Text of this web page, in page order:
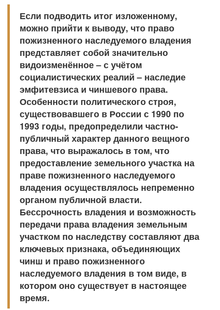
Если подводить итог изложенному,
можно прийти к выводу, что право
пожизненного наследуемого владения
представляет собой значительно
видоизменённое – с учётом
социалистических реалий – наследие
эмфитевзиса и чиншевого права.
Особенности политического строя,
существовавшего в России с 1990 по
1993 годы, предопределили частно-
публичный характер данного вещного
права, что выражалось в том, что
предоставление земельного участка на
праве пожизненного наследуемого
владения осуществлялось непременно
органом публичной власти.
Бессрочность владения и возможность
передачи права владения земельным
участком по наследству составляют два
ключевых признака, объединяющих
чинш и право пожизненного
наследуемого владения в том виде, в
котором оно существует в настоящее
время.